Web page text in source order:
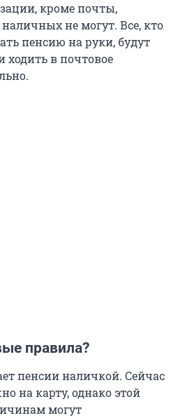
кроме почты,
не могут. Все, кто
пенсию на руки, будут
ходить в почтовое
правила?
пенсии наличкой. Сейчас
на карту, однако этой
могут